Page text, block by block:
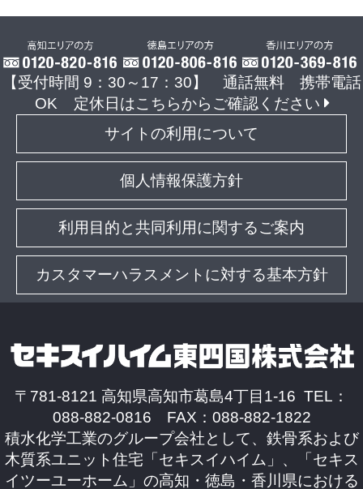
【受付時間 9：30～17：30】 通話無料 携帯電話
OK
定休日はこちらからご確認ください
サイトの利用について
個人情報保護方針
利用目的と共同利用に関するご案内
カスタマーハラスメントに対する基本方針
〒781-8121 高知県高知市葛島4丁目1-16 TEL：
088-882-0816 FAX：088-882-1822
積水化学工業のグループ会社として、鉄骨系および
木質系ユニット住宅「セキスイハイム」、「セキス
イツーユーホーム」の高知・徳島・香川県における